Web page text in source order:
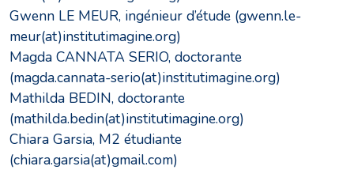
Gwenn LE MEUR, ingénieur d’étude (gwenn.le-
meur(at)institutimagine.org)
Magda CANNATA SERIO, doctorante
(magda.cannata-serio(at)institutimagine.org)
Mathilda BEDIN, doctorante
(mathilda.bedin(at)institutimagine.org)
Chiara Garsia, M2 étudiante
(chiara.garsia(at)gmail.com)